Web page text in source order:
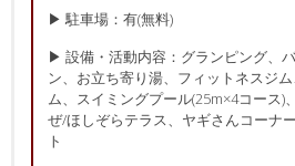
▶ 駐車場：有(無料)
▶ 設備・活動内容：グランピング、
ン、お立ち寄り湯、フィットネスジ
ム、スイミングプール(25m×4コース)
ぜ/ほしぞらテラス、ヤギさんコーナ
ト